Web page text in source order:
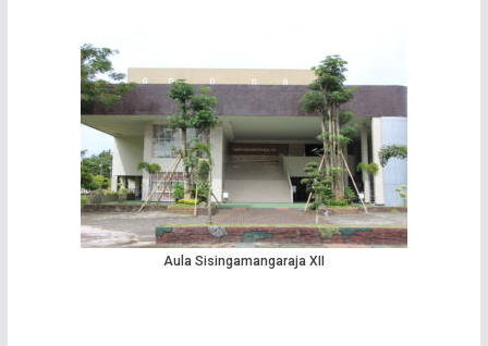
Aula Sisingamangaraja XII